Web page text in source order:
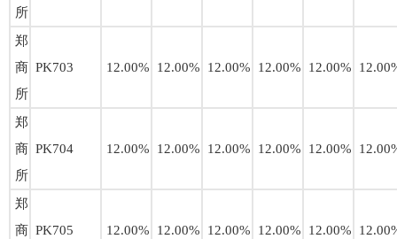
所
郑
商
所
PK703 12.00% 12.00% 12.00% 12.00% 12.00%
郑
商
所
PK704 12.00% 12.00% 12.00% 12.00% 12.00%
郑
商 PK705 12.00% 12.00% 12.00% 12.00% 12.00%